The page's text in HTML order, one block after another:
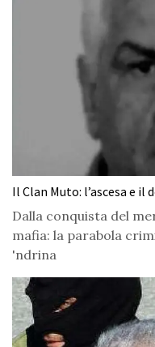
Il Clan Muto: l’ascesa e il
Dalla conquista del
mafia: la parabola
'ndrina